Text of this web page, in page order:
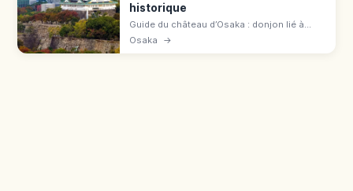
historique
Guide du château d’Osaka : donjon lié à
Toyotomi Hideyoshi, vue panoramique, parc
Osaka →